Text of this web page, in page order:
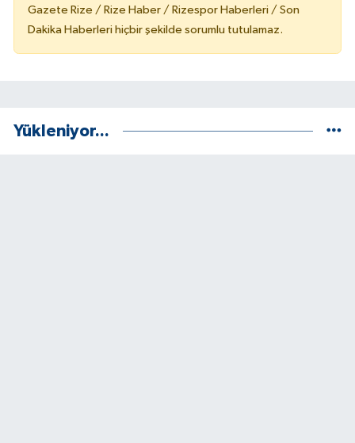
Gazete Rize / Rize Haber / Rizespor Haberleri / Son
Dakika Haberleri hiçbir şekilde sorumlu tutulamaz.
Yükleniyor...